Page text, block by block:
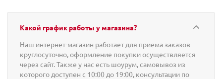
Какой график работы у магазина?
Наш интернет-магазин работает для приема заказов
круглосуточно, оформление покупки осуществляется
через сайт. Также у нас есть шоурум, самовывоз из
которого доступен с 10:00 до 19:00, консультации по